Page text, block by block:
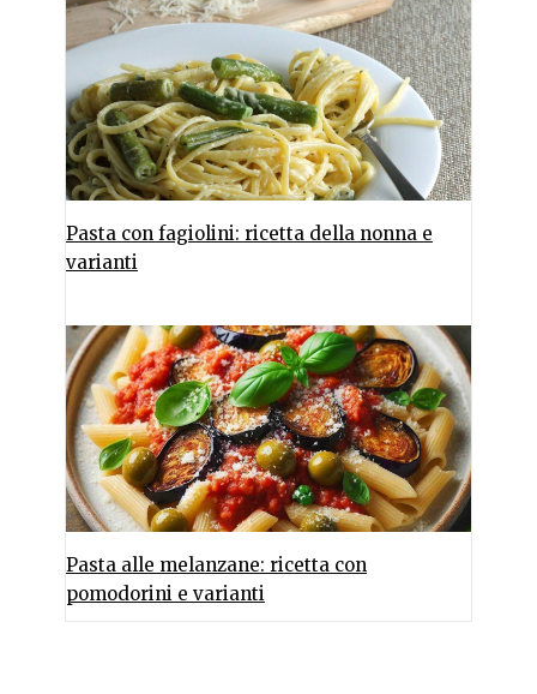
Pasta con fagiolini: ricetta della nonna e
varianti
Pasta alle melanzane: ricetta con
pomodorini e varianti